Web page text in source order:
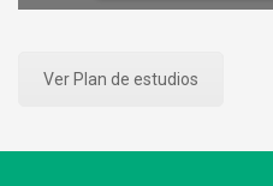
Ver Plan de estudios